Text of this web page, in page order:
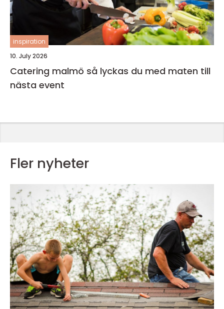
inspiration
10. July 2026
Catering malmö så lyckas du med maten till
nästa event
Fler nyheter